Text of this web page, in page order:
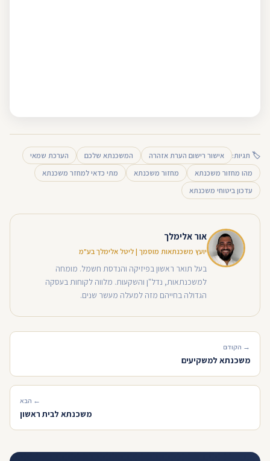
🏷 תגיות: אישור רישום הערת אזהרה המשכנתא שלכם
הערכת שמאי
מהו מחזור משכנתא
מחזור משכנתא
מתי כדאי למחזר משכנתא
עדכון ביטוחי משכנתא
אור אלימלך
יועץ משכנתאות מוסמך | ליטל אלימלך בע"מ
בעל תואר ראשון בפיזיקה והנדסת חשמל. מומחה
למשכנתאות, נדל"ן והשקעות. מלווה לקוחות בעסקה
הגדולה בחייהם מזה למעלה מעשר שנים.
→ הקודם
משכנתא למשקיעים
← הבא
משכנתא לבית ראשון